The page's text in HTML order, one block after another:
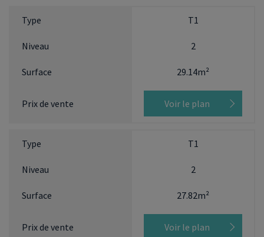
T1
2
29.14m²
Voir le plan
T1
2
27.82m²
Voir le plan